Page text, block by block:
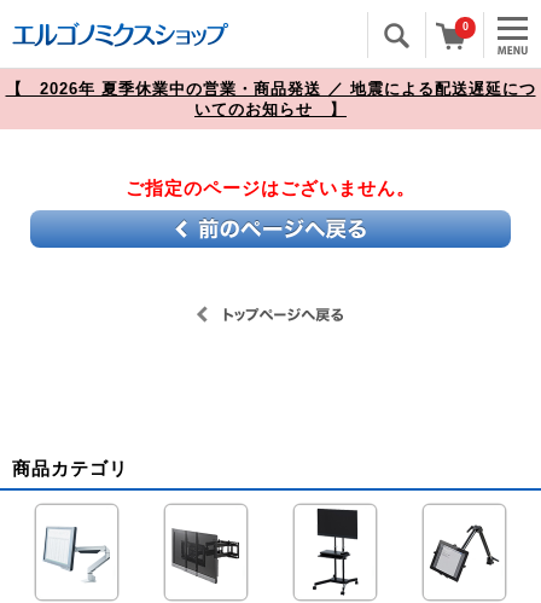
0
【 2026年 夏季休業中の営業・商品発送 ／ 地震による配送遅延につ
いてのお知らせ 】
ご指定のページはございません。
商品カテゴリ